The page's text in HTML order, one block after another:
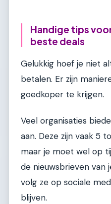
Handige tips
beste deals
Gelukkig hoef je niet
betalen. Er zijn
goedkoper te krijgen.
Veel organisaties
aan. Deze zijn vaak 5
maar je moet wel op
de nieuwsbrieven van
volg ze op sociale
blijven.